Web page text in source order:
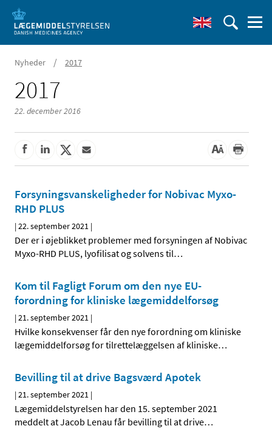
Nyheder / 2017
2017
22. december 2016
Forsyningsvanskeligheder for Nobivac Myxo-
RHD PLUS
|22. september 2021 |
Der er i øjeblikket problemer med forsyningen af Nobivac
Myxo-RHD PLUS, lyofilisat og solvens til…
Kom til Fagligt Forum om den nye EU-
forordning for kliniske lægemiddelforsøg
|21. september 2021 |
Hvilke konsekvenser får den nye forordning om kliniske
lægemiddelforsøg for tilrettelæggelsen af kliniske…
Bevilling til at drive Bagsværd Apotek
|21. september 2021 |
Lægemiddelstyrelsen har den 15. september 2021
meddelt at Jacob Lenau får bevilling til at drive…